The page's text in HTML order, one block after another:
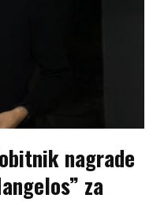
nagrade
za